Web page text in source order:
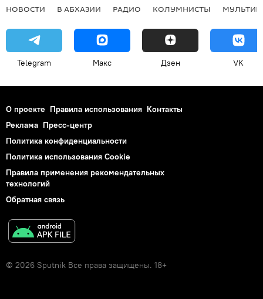
НОВОСТИ В АБХАЗИИ РАДИО КОЛУМНИСТЫ
Telegram Макс Дзен VK
О проекте Правила использования Контакты
Реклама Пресс-центр
Политика конфиденциальности
Политика использования Cookie
Правила применения рекомендательных
технологий
Обратная связь
© 2026 Sputnik Все права защищены. 18+